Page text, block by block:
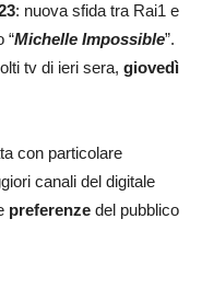
: nuova sfida tra Rai1 e
“Michelle Impossible”.
tv di ieri sera, giovedì
con particolare
canali del digitale
preferenze del pubblico